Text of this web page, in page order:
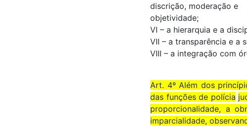
discrição, moderação e
objetividade;
VI – a hierarquia e a
VII – a transparência e a
VIII – a integração com
Art. 4º Além dos
das funções de polícia
proporcionalidade, a
imparcialidade,